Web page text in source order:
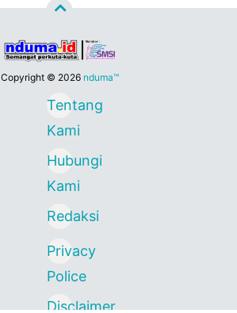
Copyright © 2026 nduma™
Tentang
Kami
Hubungi
Kami
Redaksi
Privacy
Police
Disclaimer